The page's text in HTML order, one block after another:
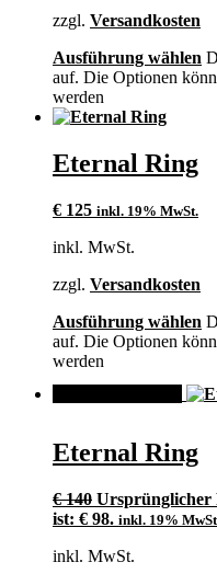
zzgl. Versandkosten
Ausführung wählen
auf. Die Optionen
werden
Eternal Ring
€ 125 inkl. 19% MwSt.
inkl. MwSt.
zzgl. Versandkosten
Ausführung wählen
auf. Die Optionen
werden
Eternal Ring
€140 Ursprünglicher
ist: € 98. inkl. 19%
inkl. MwSt.